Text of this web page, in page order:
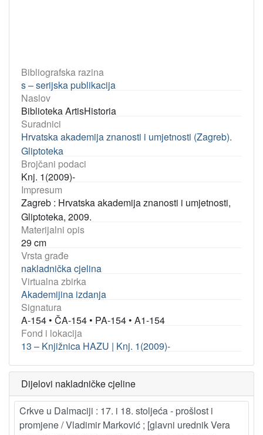
Bibliografska razina
s – serijska publikacija
Naslov
Biblioteka ArtisHistoria
Suradnici
Hrvatska akademija znanosti i umjetnosti (Zagreb).
Gliptoteka
Brojčani podaci
Knj. 1(2009)-
Impresum
Zagreb : Hrvatska akademija znanosti i umjetnosti,
Gliptoteka, 2009.
Materijalni opis
29 cm
Vrsta građe
nakladnička cjelina
Virtualna zbirka
Akademijina izdanja
Signatura
A-154 • ČA-154 • PA-154 • A1-154
Fond i lokacija
13 – Knjižnica HAZU | Knj. 1(2009)-
Dijelovi nakladničke cjeline
Crkve u Dalmaciji : 17. i 18. stoljeća - prošlost i
promjene / Vladimir Marković ; [glavni urednik Vera